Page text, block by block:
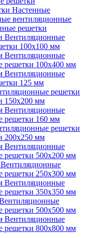
Настенные
вентиляционные
решетки
Вентиляционные
100х100 мм
Вентиляционные
решетки 100х400 мм
Вентиляционные
125 мм
решетки
150х200 мм
Вентиляционные
решетки 160 мм
решетки
200х250 мм
Вентиляционные
решетки 500х200 мм
Вентиляционные
решетки 250х300 мм
Вентиляционные
решетки 350х350 мм
решетки 500х500 мм
Вентиляционные
решетки 800х800 мм